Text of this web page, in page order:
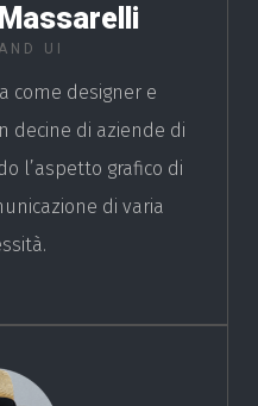
UI
come designer e
decine di aziende di
l’aspetto grafico di
di varia